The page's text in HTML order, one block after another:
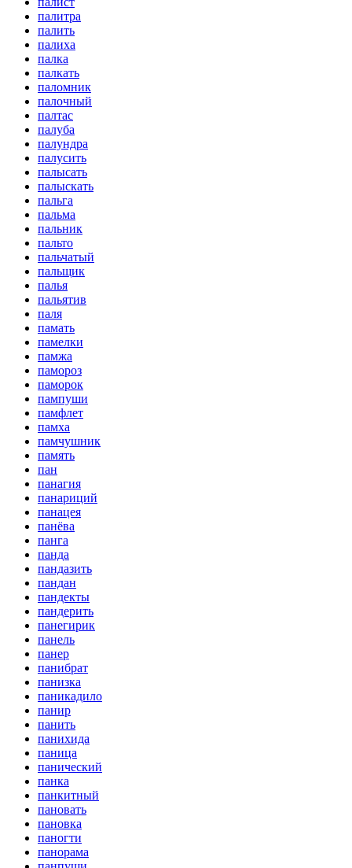
палитра
палить
палиха
палка
палкать
паломник
палочный
палтас
палуба
палундра
палусить
палысать
палыскать
пальга
пальма
пальник
пальто
пальчатый
пальщик
палья
пальятив
паля
памать
памелки
памжа
памороз
паморок
пампуши
памфлет
памха
памчушник
память
пан
панагия
панариций
панацея
панёва
панга
панда
пандазить
пандан
пандекты
пандерить
панегирик
панель
панер
панибрат
панизка
паникадило
панир
панить
панихида
паница
панический
панка
панкитный
пановать
пановка
паногти
панорама